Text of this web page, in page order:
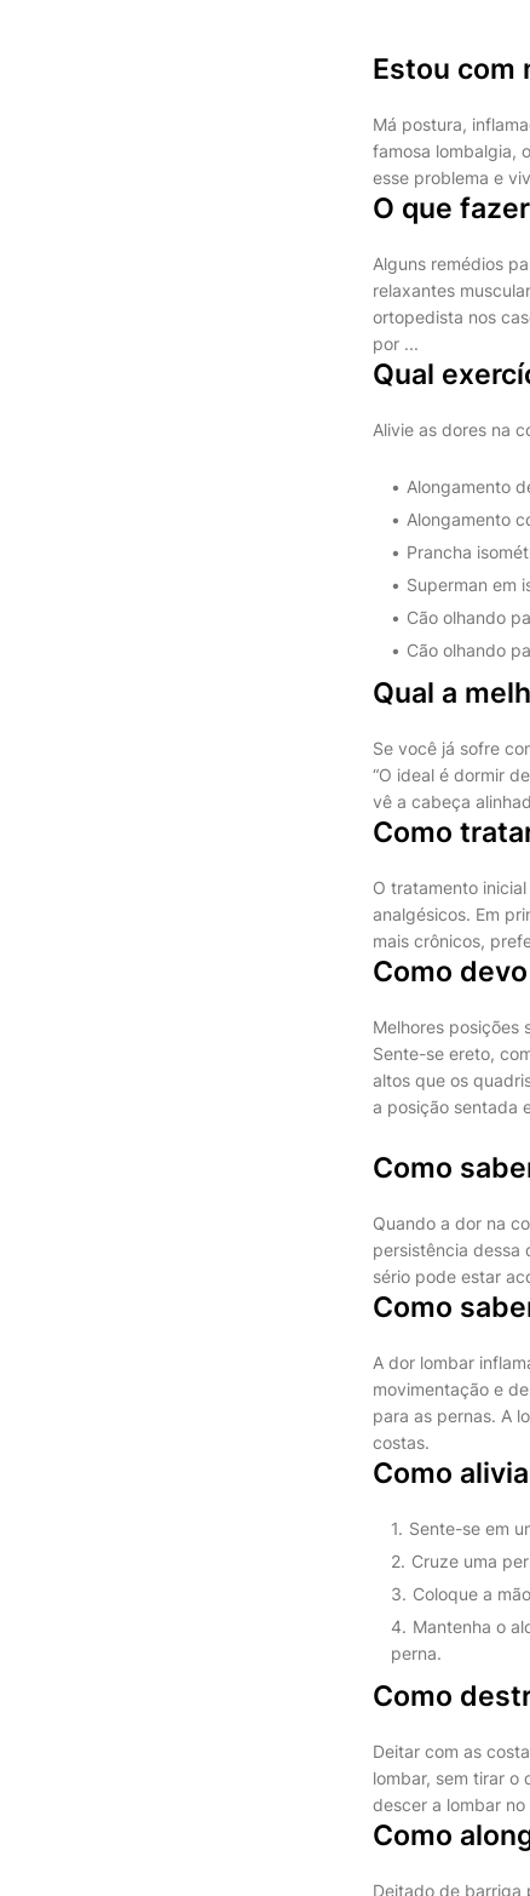
Estou com
Má postura,
famosa lombalgia,
esse problema e
O que
Alguns remédios
relaxantes
ortopedista nos
por ...
Qual
Alivie as dores na
Alongamento
Alongamento
Prancha
Superman em
Cão olhando
Cão olhando
Qual a
Se você já sofre
“O ideal é dormir
vê a cabeça
Como
O tratamento
analgésicos. Em
mais crônicos,
Como
Melhores posições
Sente-se ereto,
altos que os
a posição sentada
Como
Quando a dor na
persistência dessa
sério pode estar
Como
A dor lombar
movimentação e
para as pernas. A
costas.
Como
Sente-se em
Cruze uma
Coloque a
Mantenha o
perna.
Como
Deitar com as
lombar, sem tirar o
descer a lombar
Como
Deitado de barriga